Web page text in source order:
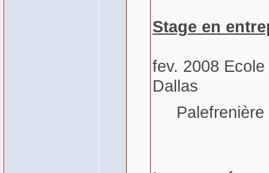
Stage en
fev. 2008
Dallas
Palefrenière